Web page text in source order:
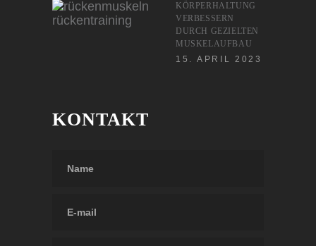
KÖRPERHALTUNG
VERBESSERN
DURCH GEZIELTEN
MUSKELAUFBAU
15. APRIL 2023
KONTAKT